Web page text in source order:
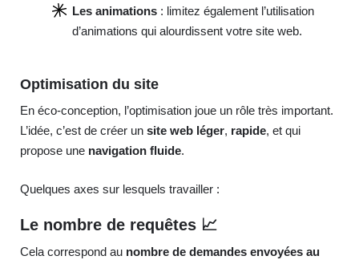
Les animations : limitez également l’utilisation
d’animations qui alourdissent votre site web.
Optimisation du site
En éco-conception, l’optimisation joue un rôle très important.
L’idée, c’est de créer un site web léger, rapide, et qui
propose une navigation fluide.
Quelques axes sur lesquels travailler :
Le nombre de requêtes 📈
Cela correspond au nombre de demandes envoyées au